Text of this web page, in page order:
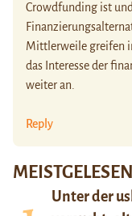
MEISTGELESEN
Unter der
Crowdfunding ist
Mittlerweile greifen
das Interesse der
weiter an.
Reply